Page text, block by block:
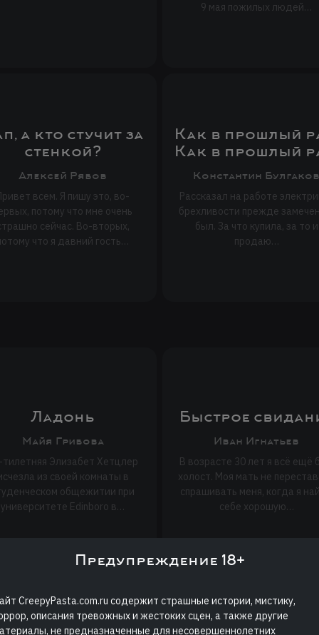
9 мая пожилых людей…
а кто стучит за
стенкой?
Алексей Рябов
всем. Я пишу это, во-
потому что мне очень
сейчас. Во-вторых,
что я давний гость…
Как в прошлый
Как в прошлый
Константин Булгаков
Рассказал на работе
брехливости прежде
был. За что купила, за то и
продаю…
Ладонь
Майя Грибова
Элизабет Хетцлер
из своей комнаты в
общежитии при
университете Edinboro в…
Быстрое
Иван Игнатьев
В возрасте 30 лет я всё ещё
холост. Моя мать не
спрашивать меня, когда я
себе хорошую…
Предупреждение 18+
CreepyPasta.com.ru содержит страшные истории, мистику,
описания тревожных и жестоких сцен, а также другие
не предназначенные для несовершеннолетних